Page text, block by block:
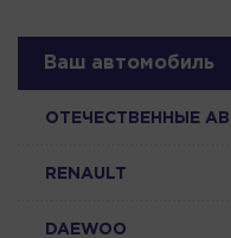
Ваш автомобиль
ОТЕЧЕСТВЕННЫЕ
RENAULT
DAEWOO